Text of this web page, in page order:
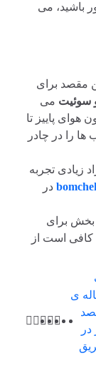
باشید، می
مقصد برای
و سوئیت می
هوای پاییز تا
را در چادر
زیادی تجربه
در
بخش برای
کافی است از